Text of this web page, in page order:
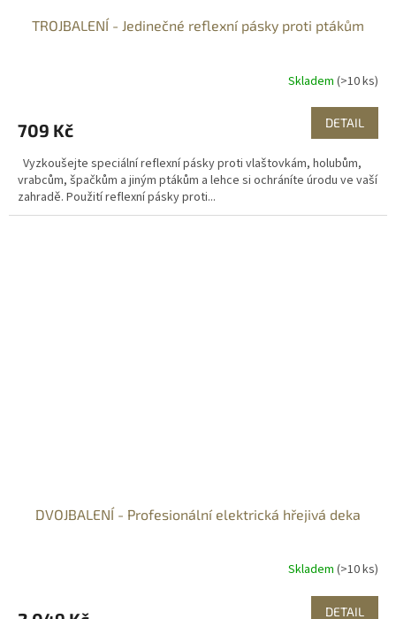
TROJBALENÍ - Jedinečné reflexní pásky proti ptákům
Skladem (>10 ks)
709 Kč DETAIL
Vyzkoušejte speciální reflexní pásky proti vlaštovkám, holubům,
vrabcům, špačkům a jiným ptákům a lehce si ochráníte úrodu ve vaší
zahradě. Použití reflexní pásky proti...
DVOJBALENÍ - Profesionální elektrická hřejivá deka
Skladem (>10 ks)
DETAIL